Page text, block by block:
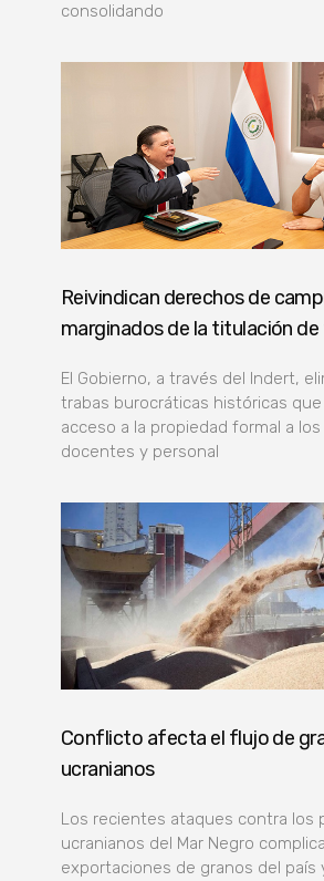
consolidando
Reivindican derechos de
marginados de la titulación de
El Gobierno, a través del Indert,
trabas burocráticas históricas
acceso a la propiedad formal a
docentes y personal
Conflicto afecta el flujo de
ucranianos
Los recientes ataques contra los
ucranianos del Mar Negro
exportaciones de granos del país